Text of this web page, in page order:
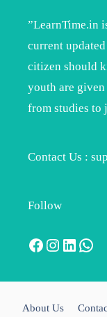
”LearnTime.in
current
citizen should
youth are
from studies to
Contact Us :
Follow
Facebook
Instagram
About Us